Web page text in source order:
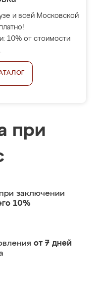
и всей Московской
10% от стоимости
при
при заключении
10%
от 7 дней